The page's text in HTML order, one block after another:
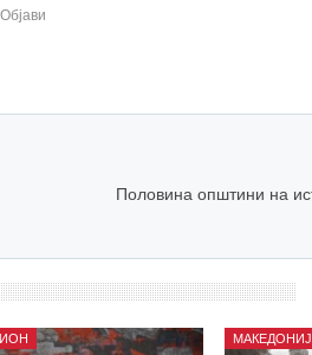
Половина општини на